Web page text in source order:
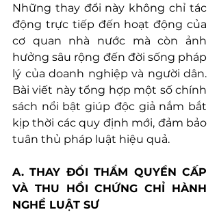
Những thay đổi này không chỉ tác
động trực tiếp đến hoạt động của
cơ quan nhà nước mà còn ảnh
hưởng sâu rộng đến đời sống pháp
lý của doanh nghiệp và người dân.
Bài viết này tổng hợp một số chính
sách nổi bật giúp độc giả nắm bắt
kịp thời các quy định mới, đảm bảo
tuân thủ pháp luật hiệu quả.
A. THAY ĐỔI THẨM QUYỀN CẤP
VÀ THU HỒI CHỨNG CHỈ HÀNH
NGHỀ LUẬT SƯ